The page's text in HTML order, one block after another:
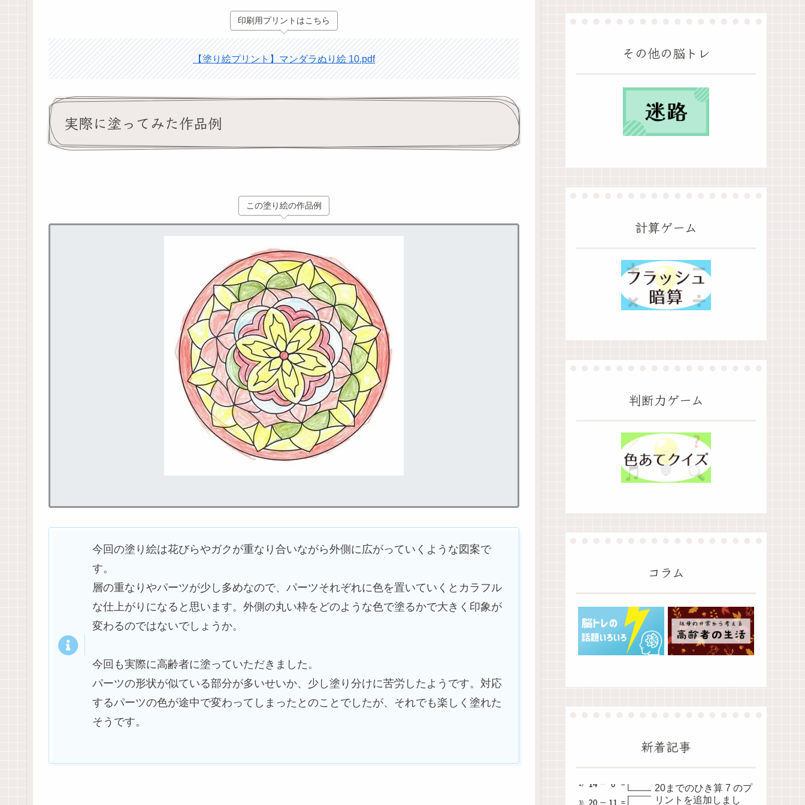
印刷用プリントはこちら
【塗り絵プリント】マンダラぬり絵 10.pdf
実際に塗ってみた作品例
この塗り絵の作品例
今回の塗り絵は花びらやガクが重なり合いながら外側に広がっていくような図案で
す。
層の重なりやパーツが少し多めなので、パーツそれぞれに色を置いていくとカラフル
な仕上がりになると思います。外側の丸い枠をどのような色で塗るかで大きく印象が
変わるのではないでしょうか。
今回も実際に高齢者に塗っていただきました。
パーツの形状が似ている部分が多いせいか、少し塗り分けに苦労したようです。対応
するパーツの色が途中で変わってしまったとのことでしたが、それでも楽しく塗れた
そうです。
その他の脳トレ
計算ゲーム
判断力ゲーム
コラム
新着記事
20までのひき算 7 のプ
リントを追加しまし